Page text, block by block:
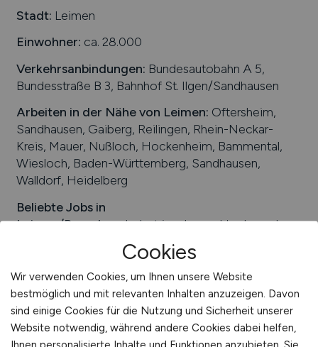
Österreich
International
Stadt: Leimen
Einwohner: ca. 28.000
Verkehrsanbindungen: Bundesautobahn A 5,
Bundesstraße B 3, Bahnhof St. Ilgen/Sandhausen
Arbeiten in der Nähe von Leimen: Oftersheim,
Sandhausen, Gaiberg, Reilingen, Rhein-Neckar-
Kreis, Mauer, Nußloch, Hockenheim, Bammental,
Wiesloch, Baden-Württemberg, Sandhausen,
Walldorf, Heidelberg
Beliebte Jobs in
Leimen/Branchen:Industrieanlagen, Hoch- und
Tiefbau, Technik, Maschinenbau, Transport, Pflege,
Beliebte Arbeitgeber inLeimen, die attraktive
Jobangebote bieten:Sauter Industrieprodukte &
Service, Railtec Automation Technology GmbH,
Container Weis Entsorgung GmbH, Winkler
Cookies
Wir verwenden Cookies, um Ihnen unsere Website
bestmöglich und mit relevanten Inhalten anzuzeigen. Davon
sind einige Cookies für die Nutzung und Sicherheit unserer
Website notwendig, während andere Cookies dabei helfen,